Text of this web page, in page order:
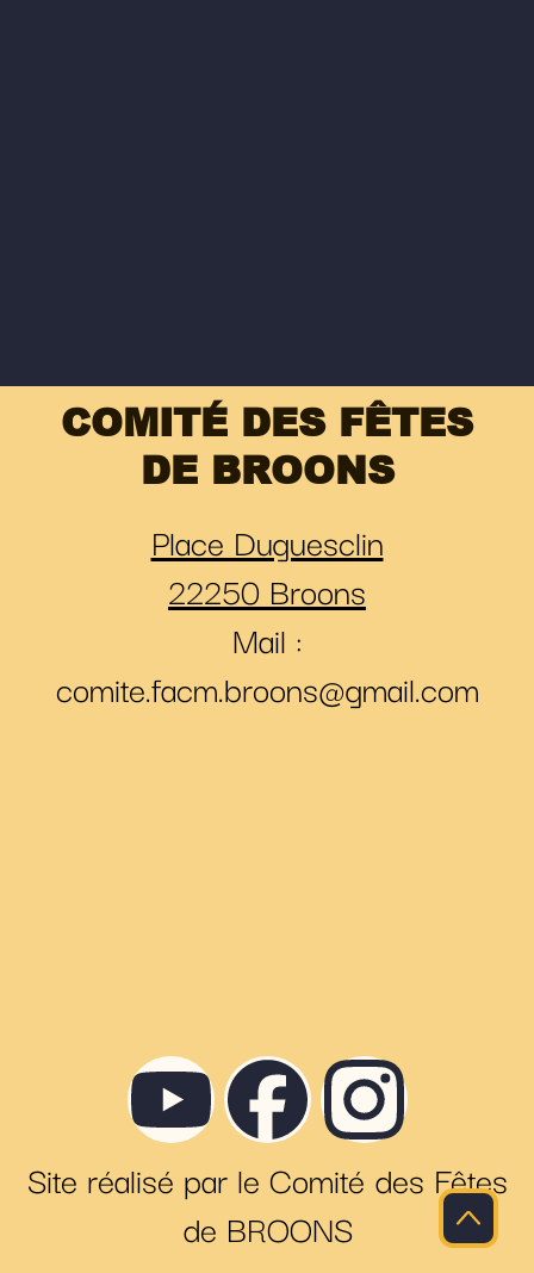
COMITÉ DES FÊTES
DE BROONS
Place Duguesclin
22250 Broons
Mail :
comite.facm.broons@gmail.com
Site réalisé par le Comité des Fêtes
de BROONS